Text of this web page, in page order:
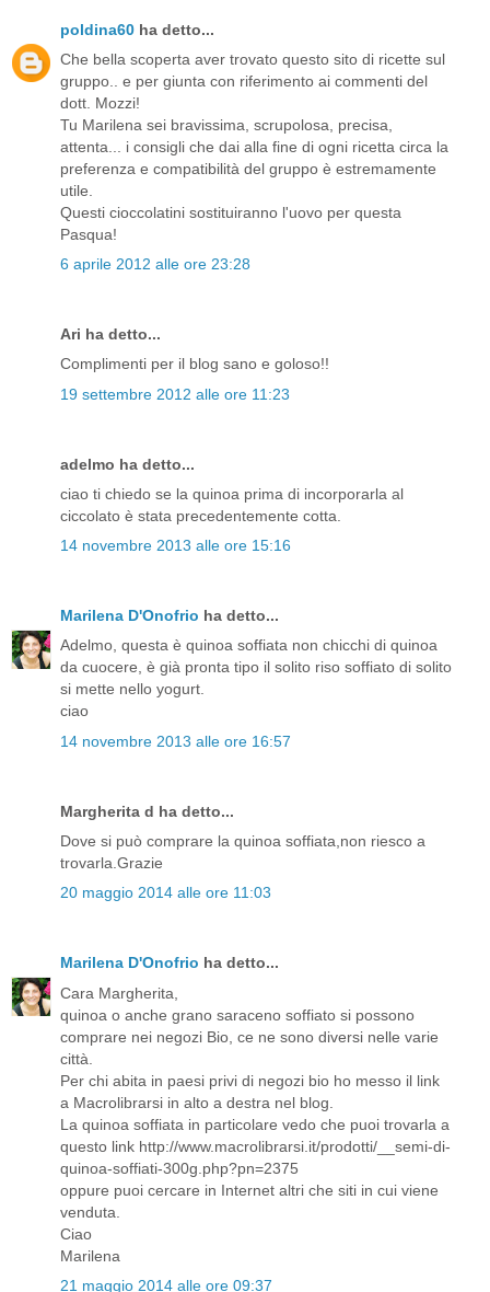
poldina60 ha detto...
Che bella scoperta aver trovato questo sito di ricette sul
gruppo.. e per giunta con riferimento ai commenti del
dott. Mozzi!
Tu Marilena sei bravissima, scrupolosa, precisa,
attenta... i consigli che dai alla fine di ogni ricetta circa la
preferenza e compatibilità del gruppo è estremamente
utile.
Questi cioccolatini sostituiranno l'uovo per questa
Pasqua!
6 aprile 2012 alle ore 23:28
Ari ha detto...
Complimenti per il blog sano e goloso!!
19 settembre 2012 alle ore 11:23
adelmo ha detto...
ciao ti chiedo se la quinoa prima di incorporarla al
ciccolato è stata precedentemente cotta.
14 novembre 2013 alle ore 15:16
Marilena D'Onofrio ha detto...
Adelmo, questa è quinoa soffiata non chicchi di quinoa
da cuocere, è già pronta tipo il solito riso soffiato di solito
si mette nello yogurt.
ciao
14 novembre 2013 alle ore 16:57
Margherita d ha detto...
Dove si può comprare la quinoa soffiata,non riesco a
trovarla.Grazie
20 maggio 2014 alle ore 11:03
Marilena D'Onofrio ha detto...
Cara Margherita,
quinoa o anche grano saraceno soffiato si possono
comprare nei negozi Bio, ce ne sono diversi nelle varie
città.
Per chi abita in paesi privi di negozi bio ho messo il link
a Macrolibrarsi in alto a destra nel blog.
La quinoa soffiata in particolare vedo che puoi trovarla a
questo link http://www.macrolibrarsi.it/prodotti/__semi-di-
quinoa-soffiati-300g.php?pn=2375
oppure puoi cercare in Internet altri che siti in cui viene
venduta.
Ciao
Marilena
21 maggio 2014 alle ore 09:37